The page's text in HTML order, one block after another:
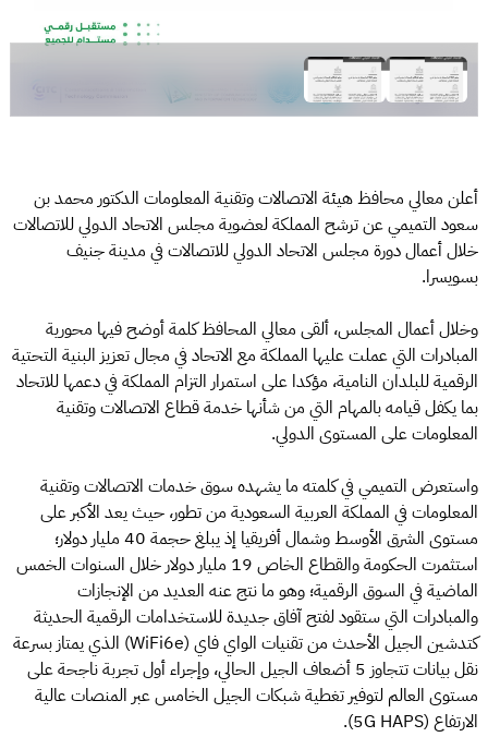
أعلن معالي محافظ هيئة الاتصالات وتقنية المعلومات الدكتور محمد بن
سعود التميمي عن ترشح المملكة لعضوية مجلس الاتحاد الدولي للاتصالات
خلال أعمال دورة مجلس الاتحاد الدولي للاتصالات في مدينة جنيف
بسويسرا.
وخلال أعمال المجلس، ألقى معالي المحافظ كلمة أوضح فيها محورية
المبادرات التي عملت عليها المملكة مع الاتحاد في مجال تعزيز البنية التحتية
الرقمية للبلدان النامية، مؤكدا على استمرار التزام المملكة في دعمها للاتحاد
بما يكفل قيامه بالمهام التي من شأنها خدمة قطاع الاتصالات وتقنية
المعلومات على المستوى الدولي.
واستعرض التميمي في كلمته ما يشهده سوق خدمات الاتصالات وتقنية
المعلومات في المملكة العربية السعودية من تطور، حيث يعد الأكبر على
مستوى الشرق الأوسط وشمال أفريقيا إذ يبلغ حجمة 40 مليار دولار؛
استثمرت الحكومة والقطاع الخاص 19 مليار دولار خلال السنوات الخمس
الماضية في السوق الرقمية؛ وهو ما نتج عنه العديد من الإنجازات
والمبادرات التي ستقود لفتح آفاق جديدة للاستخدامات الرقمية الحديثة
كتدشين الجيل الأحدث من تقنيات الواي فاي (WiFi6e) الذي يمتاز بسرعة
نقل بيانات تتجاوز 5 أضعاف الجيل الحالي، وإجراء أول تجربة ناجحة على
مستوى العالم لتوفير تغطية شبكات الجيل الخامس عبر المنصات عالية
الارتفاع (5G HAPS).